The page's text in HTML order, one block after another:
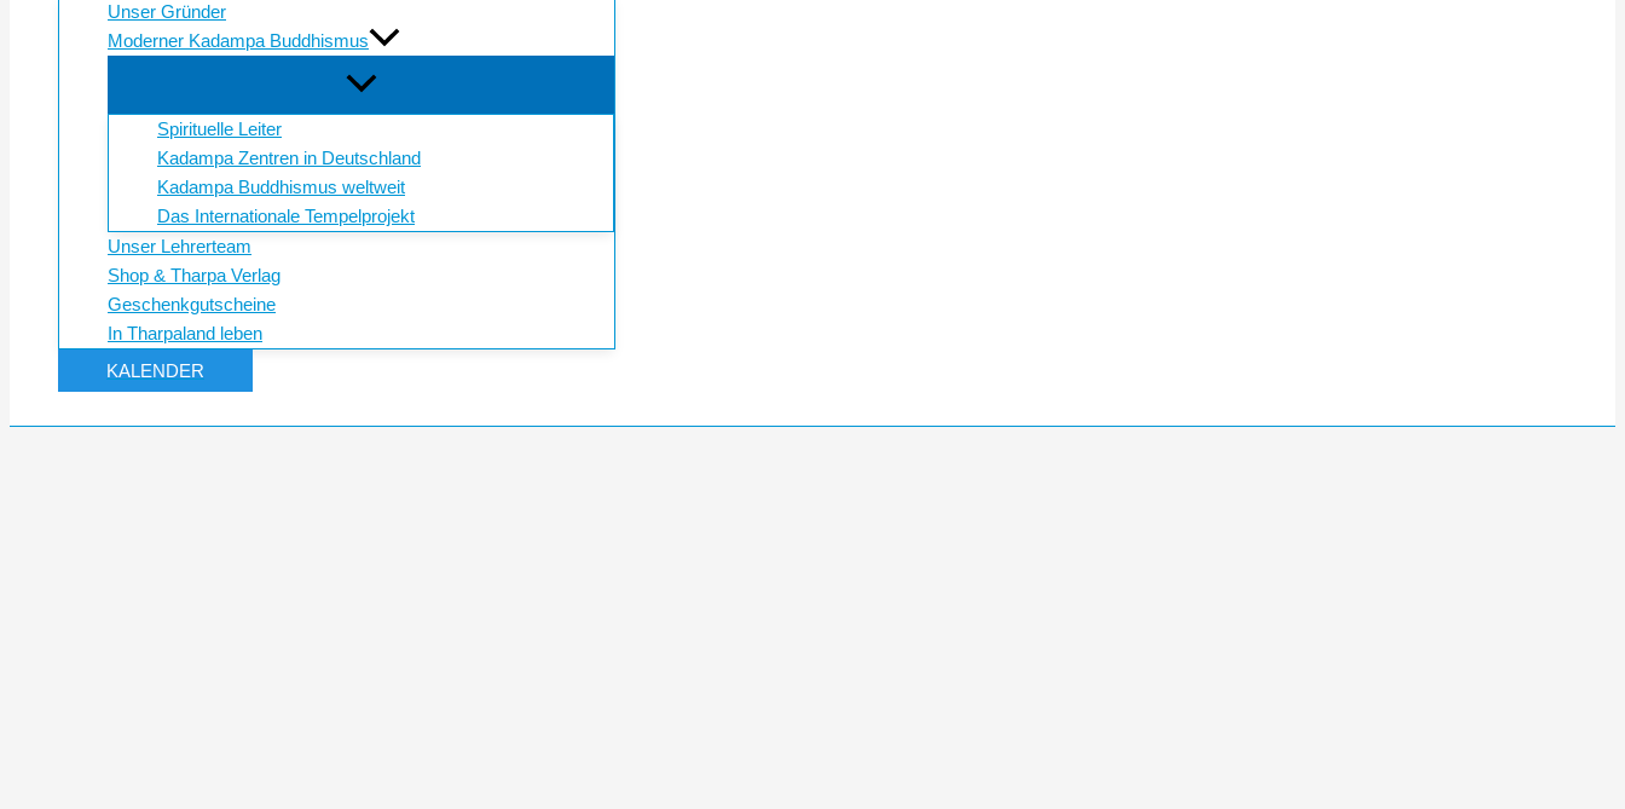
Unser Gründer
Moderner Kadampa Buddhismus
Spirituelle Leiter
Kadampa Zentren in Deutschland
Kadampa Buddhismus weltweit
Das Internationale Tempelprojekt
Unser Lehrerteam
Shop & Tharpa Verlag
Geschenkgutscheine
In Tharpaland leben
KALENDER